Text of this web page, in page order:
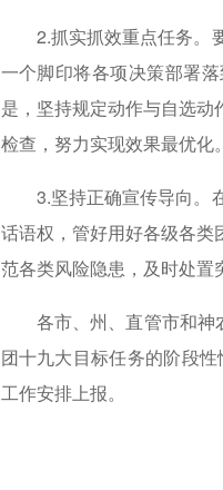
2.抓实抓效重点任务。要
一个脚印将各项决策部署
是，坚持规定动作与自选
检查，努力实现效果最优化
3.坚持正确宣传导向。在
话语权，管好用好各级各类
范各类风险隐患，及时处置
各市、州、直管市和神
团十九大目标任务的阶段
工作安排上报。